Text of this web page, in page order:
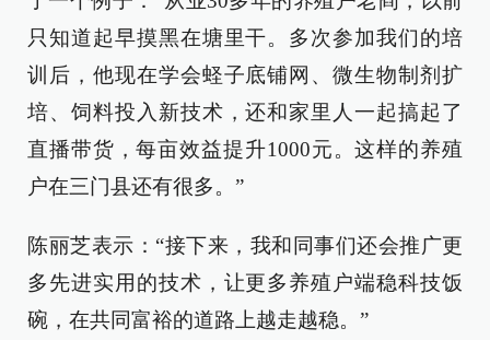
只知道起早摸黑在塘里干。多次参加我们的培
训后，他现在学会蛏子底铺网、微生物制剂扩
培、饲料投入新技术，还和家里人一起搞起了
直播带货，每亩效益提升1000元。这样的养殖
户在三门县还有很多。”
陈丽芝表示：“接下来，我和同事们还会推广更
多先进实用的技术，让更多养殖户端稳科技饭
碗，在共同富裕的道路上越走越稳。”